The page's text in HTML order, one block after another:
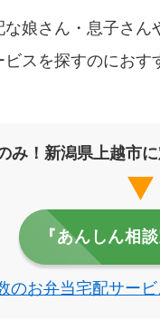
娘さん・息子さ
スを探すのにおす
み！新潟県上越市
『あんしん相
のお弁当宅配サー